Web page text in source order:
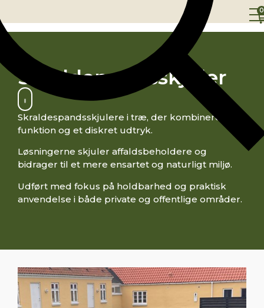
0
Skraldepandsskjuler
Skraldespandsskjulere i træ, der kombinerer
funktion og et diskret udtryk.
Løsningerne skjuler affaldsbeholdere og
bidrager til et mere ensartet og naturligt miljø.
Udført med fokus på holdbarhed og praktisk
anvendelse i både private og offentlige områder.